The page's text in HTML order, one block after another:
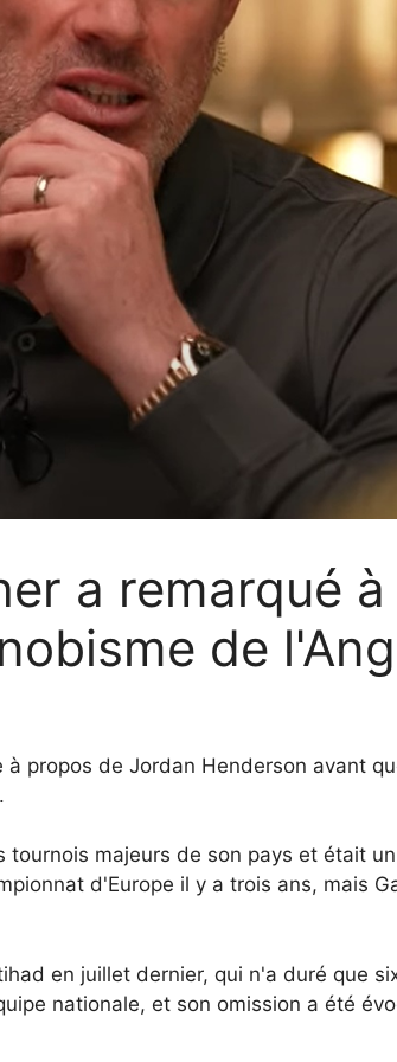
a remarqué
de
propos de Jordan Henderson avant
majeurs de son pays et était
d'Europe il y a trois ans, mais
en juillet dernier, qui n'a duré que
nationale, et son omission a été